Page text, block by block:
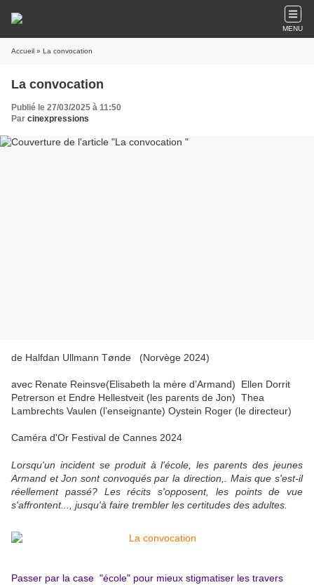
MENU
Accueil » La convocation
La convocation
Publié le 27/03/2025 à 11:50
Par cinexpressions
de Halfdan Ullmann Tønde (Norvège 2024)
avec Renate Reinsve(Elisabeth la mère d’Armand) Ellen Dorrit
Petrerson et Endre Hellestveit (les parents de Jon) Thea
Lambrechts Vaulen (l’enseignante) Oystein Roger (le directeur)
Caméra d'Or Festival de Cannes 2024
Lorsqu'un incident se produit à l'école, les parents des jeunes
Armand et Jon sont convoqués par la direction,. Mais que s'est-il
réellement passé? Les récits s'opposent, les points de vue
s'affrontent..., jusqu'à faire trembler les certitudes des adultes.
Passer par la case "école" pour mieux stigmatiser les travers